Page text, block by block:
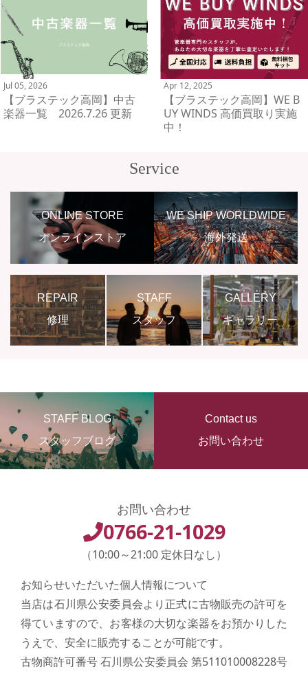
Jul 05, 2026
【ブラステック高岡】中古
楽器一覧 2026.7.26 更新
Apr 12, 2025
【ブラステック高岡】WE B
UY WINDS 高価買取り実施
中！
Service
ONLINE STORE
オンラインストア
WE SHIP WORLDWIDE
海外発送
REPAIR
修理
STAFF
スタッフ
GALLERY
ギャラリー
STAFF BLOG
スタッフブログ
Contact us
お問い合わせ
お問い合わせ
0766-21-1029
（10:00～21:00 定休日なし）
お知らせいただいた個人情報について
当店は石川県公安委員会より正式に古物販売の許可を
得ていますので、お客様の大切な楽器をお預かりした
うえで、安全に販売することが可能です。
古物商許可番号 石川県公安委員会 第511010008228号